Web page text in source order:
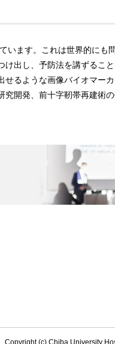
います。これは世界的にも
出し、予防法を講ずるこ
るような画像バイオマー
開発、前十字靭帯再建術